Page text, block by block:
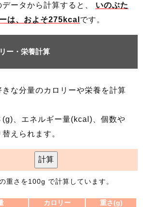
ータから計算すると、 いのぶた
は、およそ275kcal です。
ー・栄養計算
な分量のカロリーや栄養を計算
(g)、エネルギー量(kcal)、個数や
えられます。
計算
重さを100g で計算しています。
カロリー 重さ(g)